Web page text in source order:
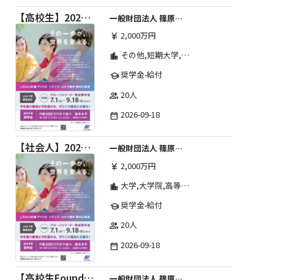
【高校生】2026年度 しのはら財団 アメリカ・イギリス・カナダ英語留学奨学金
一般財団法人 篠原欣子記念財団 (海外留学奨学金グループ)
currency_yen 2,000万円
location_city その他,短期大学,専修学校,高等専門学校,高等学校,大学院,大学
school奨学金-給付
group 20人
date_range 2026-09-18
【社会人】2026年度 しのはら財団 アメリカ・イギリス・カナダ英語留学奨学金
一般財団法人 篠原欣子記念財団 (海外留学奨学金グループ)
currency_yen 2,000万円
location_city 大学,大学院,高等学校,その他,高等専門学校,専修学校,短期大学
school奨学金-給付
group 20人
date_range 2026-09-18